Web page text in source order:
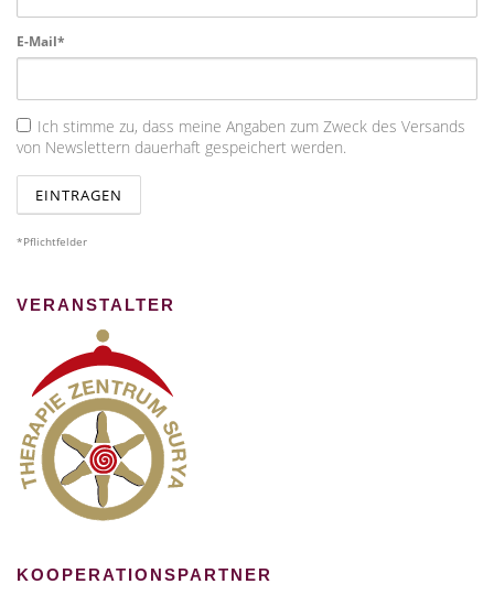
E-Mail*
Ich stimme zu, dass meine Angaben zum Zweck des Versands
von Newslettern dauerhaft gespeichert werden.
*Pflichtfelder
VERANSTALTER
KOOPERATIONSPARTNER